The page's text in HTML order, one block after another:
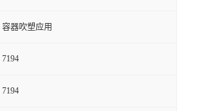
容器吹塑应用
7194
7194